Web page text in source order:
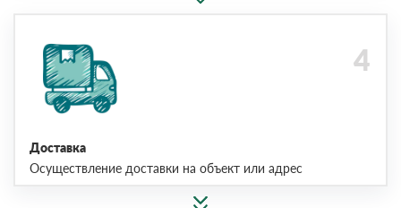
Доставка
Осуществление доставки на объект или адрес